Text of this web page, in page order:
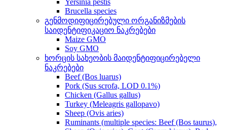
Yersinia pestis
Brucella species
გენმოდიფიცირებული ორგანიზმების
საიდენტიფიკაციო ნაკრებები
Maize GMO
Soy GMO
ხორცის სახეობის მაიდენტიფიცირებელი
ნაკრებები
Beef (Bos luarus)
Pork (Sus scrofa, LOD 0.1%)
Chicken (Gallus gallus)
Turkey (Meleagris gallopavo)
Sheep (Ovis aries)
Ruminants (multiple species: Beef (Bos taurus),